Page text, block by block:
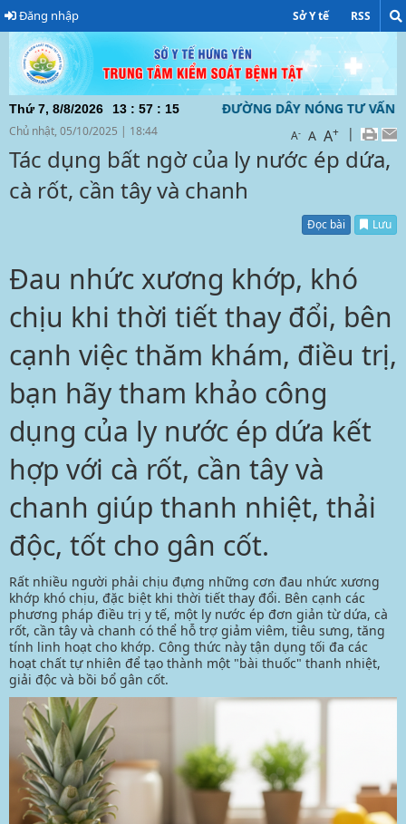
Đăng nhập Sở Y tế RSS
Thứ 7, 8/8/2026 13 : 57 : 16
HƯNG YÊN ĐƯỜNG DÂY NÓNG TƯ VẤN VỀ DỊCH
Chủ nhật, 05/10/2025 | 18:44 A- A A+ |
Tác dụng bất ngờ của ly nước ép dứa,
cà rốt, cần tây và chanh
Đọc bài Lưu
Đau nhức xương khớp, khó
chịu khi thời tiết thay đổi, bên
cạnh việc thăm khám, điều trị,
bạn hãy tham khảo công
dụng của ly nước ép dứa kết
hợp với cà rốt, cần tây và
chanh giúp thanh nhiệt, thải
độc, tốt cho gân cốt.
Rất nhiều người phải chịu đựng những cơn đau nhức xương
khớp khó chịu, đặc biệt khi thời tiết thay đổi. Bên cạnh các
phương pháp điều trị y tế, một ly nước ép đơn giản từ dứa, cà
rốt, cần tây và chanh có thể hỗ trợ giảm viêm, tiêu sưng, tăng
tính linh hoạt cho khớp. Công thức này tận dụng tối đa các
hoạt chất tự nhiên để tạo thành một "bài thuốc" thanh nhiệt,
giải độc và bồi bổ gân cốt.